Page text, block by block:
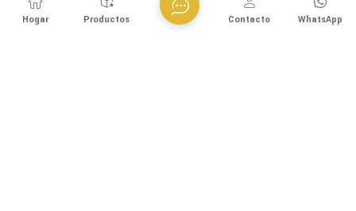
Continúe leyendo, manténgase informado, suscríbase y le
Hogar Productos WhatsApp
Contacto